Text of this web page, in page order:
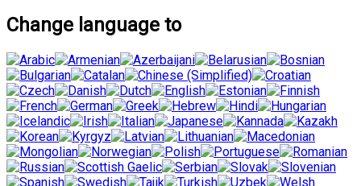
Change language to